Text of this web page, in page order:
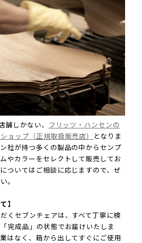
舗しかない、
フリッツ・ハンセンの
ョップ（正規取扱販売店）
となりま
社が持つ多くの製品の中からセンプ
やカラーをセレクトして販売してお
ついてはご相談に応じますので、ぜ
。
】
くセブンチェアは、すべて丁寧に検
完成品」の状態でお届けいたしま
はなく、箱から出してすぐにご使用